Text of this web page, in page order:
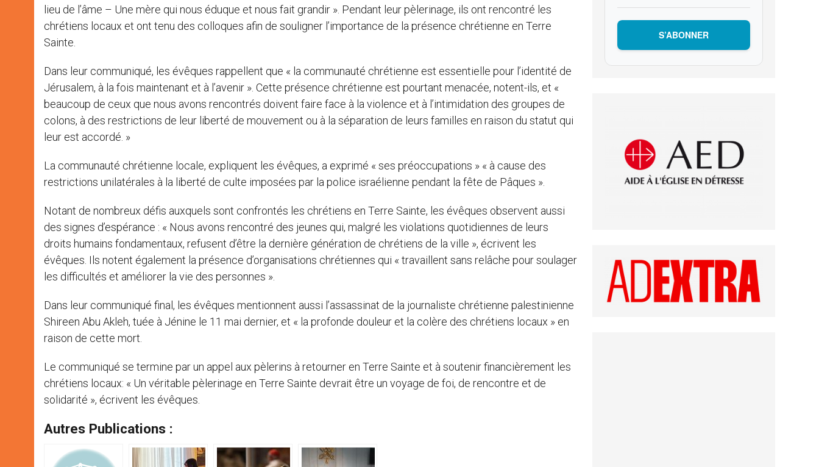
lieu de l’âme – Une mère qui nous éduque et nous fait grandir ». Pendant leur pèlerinage, ils ont rencontré les
chrétiens locaux et ont tenu des colloques afin de souligner l’importance de la présence chrétienne en Terre
Sainte.
Dans leur communiqué, les évêques rappellent que « la communauté chrétienne est essentielle pour l’identité de
Jérusalem, à la fois maintenant et à l’avenir ». Cette présence chrétienne est pourtant menacée, notent-ils, et «
beaucoup de ceux que nous avons rencontrés doivent faire face à la violence et à l’intimidation des groupes de
colons, à des restrictions de leur liberté de mouvement ou à la séparation de leurs familles en raison du statut qui
leur est accordé. »
La communauté chrétienne locale, expliquent les évêques, a exprimé « ses préoccupations » « à cause des
restrictions unilatérales à la liberté de culte imposées par la police israélienne pendant la fête de Pâques ».
Notant de nombreux défis auxquels sont confrontés les chrétiens en Terre Sainte, les évêques observent aussi
des signes d’espérance : « Nous avons rencontré des jeunes qui, malgré les violations quotidiennes de leurs
droits humains fondamentaux, refusent d’être la dernière génération de chrétiens de la ville », écrivent les
évêques. Ils notent également la présence d’organisations chrétiennes qui « travaillent sans relâche pour soulager
les difficultés et améliorer la vie des personnes ».
Dans leur communiqué final, les évêques mentionnent aussi l’assassinat de la journaliste chrétienne palestinienne
Shireen Abu Akleh, tuée à Jénine le 11 mai dernier, et « la profonde douleur et la colère des chrétiens locaux » en
raison de cette mort.
Le communiqué se termine par un appel aux pèlerins à retourner en Terre Sainte et à soutenir financièrement les
chrétiens locaux: « Un véritable pèlerinage en Terre Sainte devrait être un voyage de foi, de rencontre et de
solidarité », écrivent les évêques.
Autres Publications :
S’ABONNER